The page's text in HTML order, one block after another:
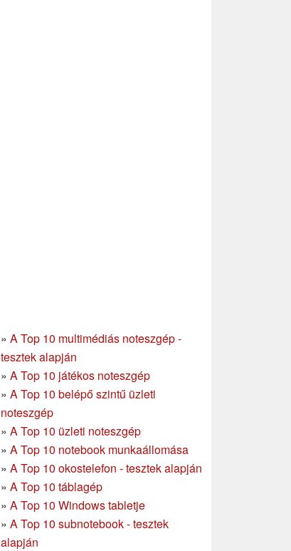
» A Top 10 multimédiás noteszgép -
tesztek alapján
» A Top 10 játékos noteszgép
» A Top 10 belépő szintű üzleti
noteszgép
» A Top 10 üzleti noteszgép
» A Top 10 notebook munkaállomása
» A Top 10 okostelefon - tesztek alapján
» A Top 10 táblagép
» A Top 10 Windows tabletje
» A Top 10 subnotebook - tesztek
alapján